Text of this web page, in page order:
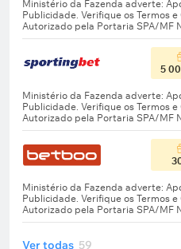
5
Ver todas 59